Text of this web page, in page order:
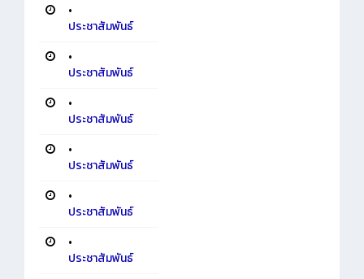
•
ประชาสัมพันธ์
•
ประชาสัมพันธ์
•
ประชาสัมพันธ์
•
ประชาสัมพันธ์
•
ประชาสัมพันธ์
•
ประชาสัมพันธ์